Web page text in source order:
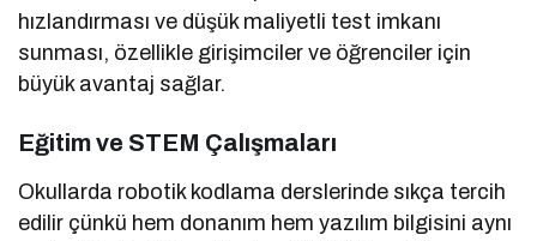
hızlandırması ve düşük maliyetli test imkanı
sunması, özellikle girişimciler ve öğrenciler için
büyük avantaj sağlar.
Eğitim ve STEM Çalışmaları
Okullarda robotik kodlama derslerinde sıkça tercih
edilir çünkü hem donanım hem yazılım bilgisini aynı